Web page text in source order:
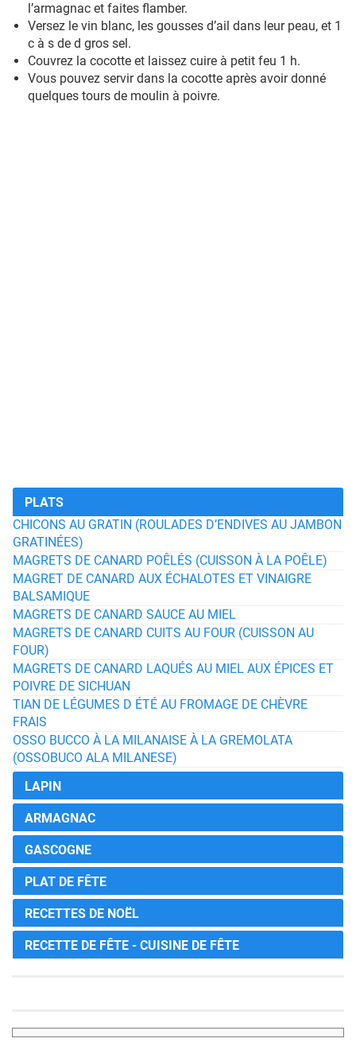
l’armagnac et faites flamber.
Versez le vin blanc, les gousses d’ail dans leur peau, et 1
c à s de d gros sel.
Couvrez la cocotte et laissez cuire à petit feu 1 h.
Vous pouvez servir dans la cocotte après avoir donné
quelques tours de moulin à poivre.
PLATS
CHICONS AU GRATIN (ROULADES D’ENDIVES AU JAMBON
GRATINÉES)
MAGRETS DE CANARD POÊLÉS (CUISSON À LA POÊLE)
MAGRET DE CANARD AUX ÉCHALOTES ET VINAIGRE
BALSAMIQUE
MAGRETS DE CANARD SAUCE AU MIEL
MAGRETS DE CANARD CUITS AU FOUR (CUISSON AU
FOUR)
MAGRETS DE CANARD LAQUÉS AU MIEL AUX ÉPICES ET
POIVRE DE SICHUAN
TIAN DE LÉGUMES D ÉTÉ AU FROMAGE DE CHÈVRE
FRAIS
OSSO BUCCO À LA MILANAISE À LA GREMOLATA
(OSSOBUCO ALA MILANESE)
LAPIN
ARMAGNAC
GASCOGNE
PLAT DE FÊTE
RECETTES DE NOËL
RECETTE DE FÊTE - CUISINE DE FÊTE